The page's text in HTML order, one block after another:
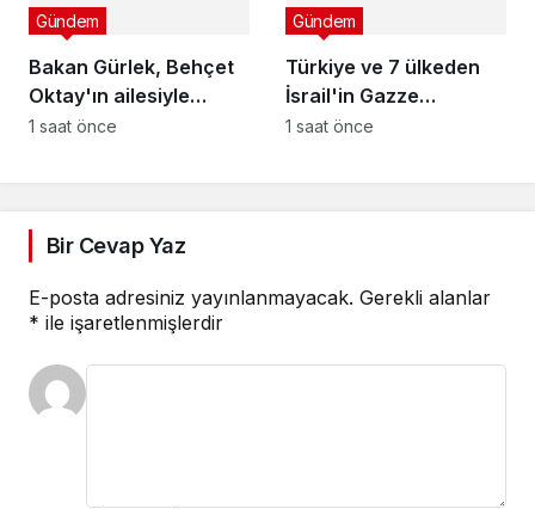
Bakan Gürlek, Behçet
Oktay'ın ailesiyle
görüştü: İnşallah
Gündem
1 saat önce
Türkiye ve 7 ülkeden
İsrail'in Gazze
saldırılarına ortak tepki
Gündem
1 saat önce
Bir Cevap Yaz
E-posta adresiniz yayınlanmayacak. Gerekli alanlar
* ile işaretlenmişlerdir